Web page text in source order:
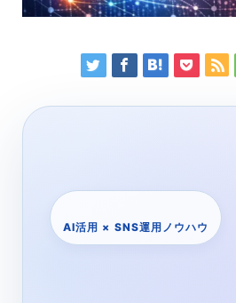
AI活用 × SNS運用ノウハウ